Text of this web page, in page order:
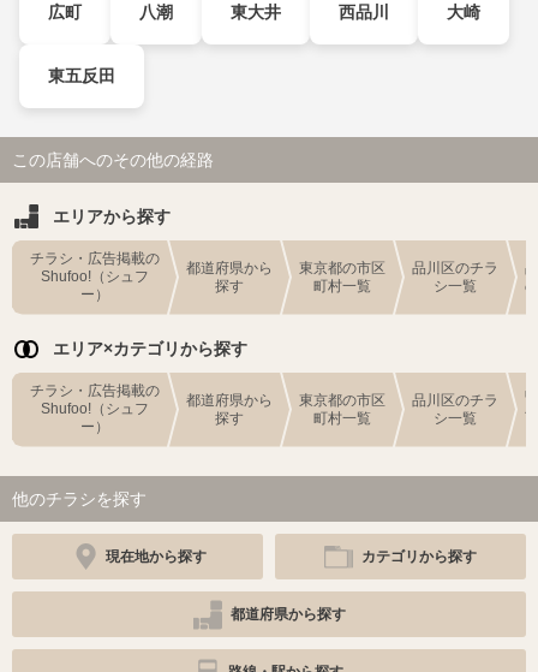
広町 八潮 東大井 西品川 大崎
東五反田
この店舗へのその他の経路
エリアから探す
チラシ・広告掲載の
Shufoo!（シュフ
ー）
都道府県から
探す
東京都の市区
町村一覧
品川区のチラ
シ一覧
エリア×カテゴリから探す
チラシ・広告掲載の
Shufoo!（シュフ
ー）
都道府県から
探す
東京都の市区
町村一覧
品川区のチラ
シ一覧
他のチラシを探す
現在地から探す カテゴリから探す
都道府県から探す